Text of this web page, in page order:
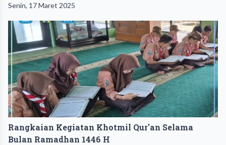
Senin, 17 Maret 2025
Rangkaian Kegiatan Khotmil Qur'an Selama
Bulan Ramadhan 1446 H